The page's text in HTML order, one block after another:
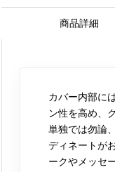
商品詳細
カバー内部に
ン性を高め、
単独では勿論
ディネートが
ークやメッセ